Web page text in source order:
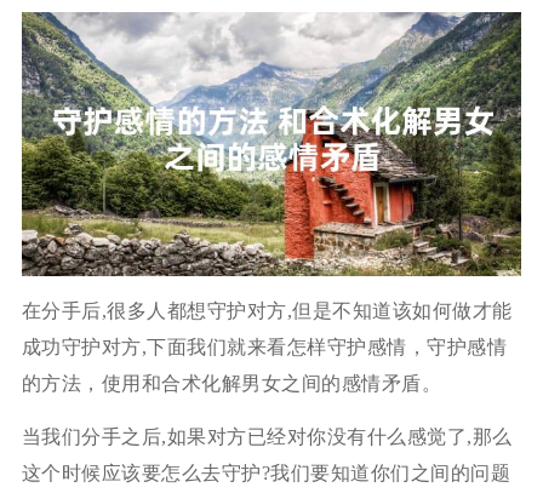
在分手后,很多人都想守护对方,但是不知道该如何做才能
成功守护对方,下面我们就来看怎样守护感情，守护感情
的方法，使用和合术化解男女之间的感情矛盾。
当我们分手之后,如果对方已经对你没有什么感觉了,那么
这个时候应该要怎么去守护?我们要知道你们之间的问题